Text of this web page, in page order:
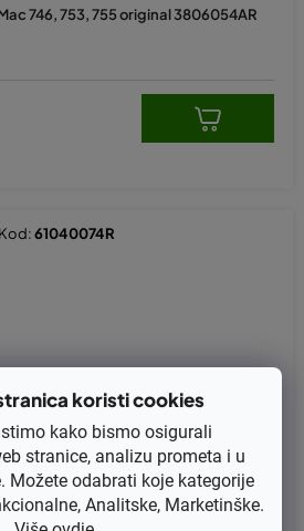
koristi cookies
kako bismo osigurali
stranice, analizu prometa i u
Možete odabrati koje kategorije
Analitske, Marketinške.
746, 753, 755 original 3806054AR
Kod:61040074R